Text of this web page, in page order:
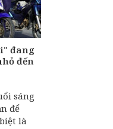
thêm
yêu
lỡ
đời
đang
đến
sáng
để
là